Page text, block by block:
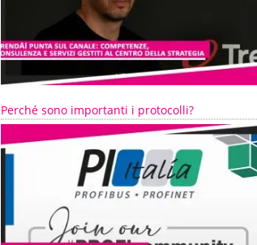
Perché sono importanti i protocolli?